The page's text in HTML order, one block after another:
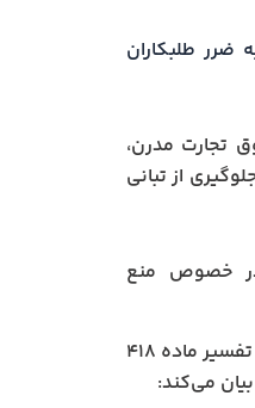
طلبکاران
تجارت مدرن،
از تبانی
خصوص منع
دکترین حقوقی ایران به‌ویژه در تفسیر ماده ۴۱۸
می‌کند: